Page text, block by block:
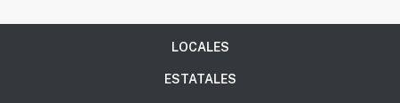
LOCALES
ESTATALES